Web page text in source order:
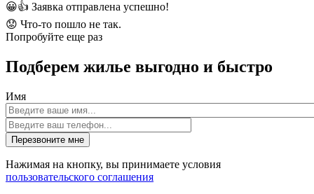
😀👍 Заявка отправлена успешно!
😟 Что-то пошло не так.
Попробуйте еще раз
Подберем жилье выгодно и быстро
Имя
Перезвоните мне
Нажимая на кнопку, вы принимаете условия
пользовательского соглашения